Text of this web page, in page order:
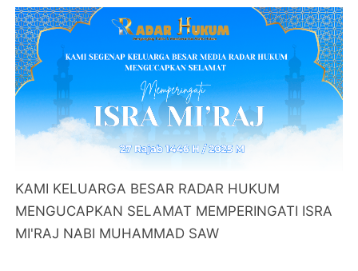
KAMI KELUARGA BESAR RADAR HUKUM
MENGUCAPKAN SELAMAT MEMPERINGATI ISRA
MI'RAJ NABI MUHAMMAD SAW